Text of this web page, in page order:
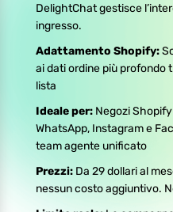
DelightChat gestisce
ingresso.
Adattamento Shopify:
ai dati ordine più profondo
lista
Ideale per: Negozi
WhatsApp, Instagram e
team agente unificato
Prezzi: Da 29 dollari al
nessun costo aggiuntivo.